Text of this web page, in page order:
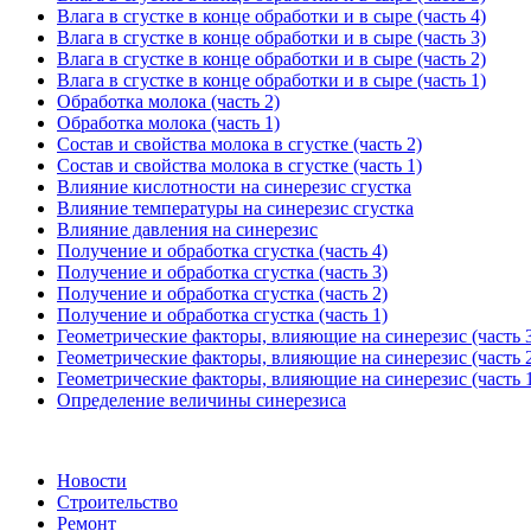
Влага в сгустке в конце обработки и в сыре (часть 4)
Влага в сгустке в конце обработки и в сыре (часть 3)
Влага в сгустке в конце обработки и в сыре (часть 2)
Влага в сгустке в конце обработки и в сыре (часть 1)
Обработка молока (часть 2)
Обработка молока (часть 1)
Состав и свойства молока в сгустке (часть 2)
Состав и свойства молока в сгустке (часть 1)
Влияние кислотности на синерезис сгустка
Влияние температуры на синерезис сгустка
Влияние давления на синерезис
Получение и обработка сгустка (часть 4)
Получение и обработка сгустка (часть 3)
Получение и обработка сгустка (часть 2)
Получение и обработка сгустка (часть 1)
Геометрические факторы, влияющие на синерезис (часть
Геометрические факторы, влияющие на синерезис (часть
Геометрические факторы, влияющие на синерезис (часть
Определение величины синерезиса
Новости
Строительство
Ремонт